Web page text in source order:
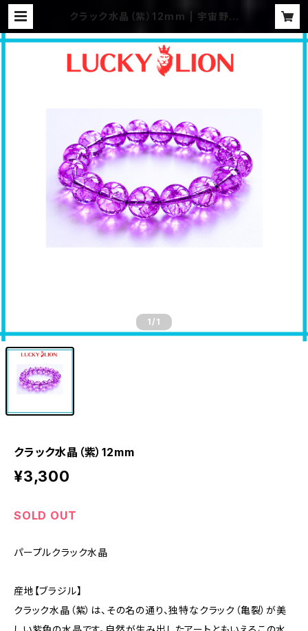
クラック水晶（紫）12mm | 宇宙野マ
1 /1
クラック水晶（紫）12mm
¥3,300
SOLD OUT
パープルクラック水晶
産地【ブラジル】
クラック水晶（紫）は、その名の通り、独特なクラック（亀裂）が美